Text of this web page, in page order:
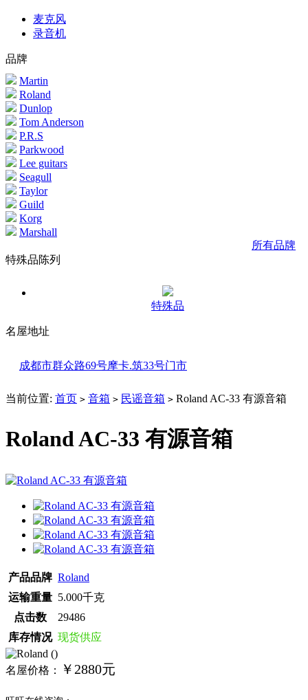
麦克风
录音机
品牌
Martin
Roland
Dunlop
Tom Anderson
P.R.S
Parkwood
Lee guitars
Seagull
Taylor
Guild
Korg
Marshall
所有品牌
特殊品陈列
特殊品
名屋地址
成都市群众路69号摩卡.筑33号门市
当前位置: 首页 > 音箱 > 民谣音箱 > Roland AC-33 有源音箱
Roland AC-33 有源音箱
产品品牌 Roland
运输重量 5.000千克
点击数
29486
库存情况 现货供应
名屋价格： ￥2880元